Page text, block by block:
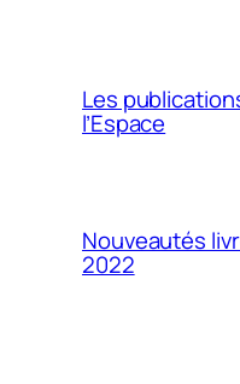
Les
l’Espace
Nouveautés
2022